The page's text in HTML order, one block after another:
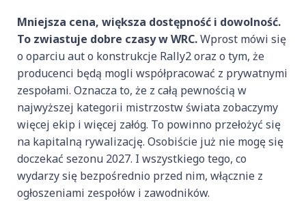
Mniejsza cena, większa dostępność i dowolność.
To zwiastuje dobre czasy w WRC.Wprost mówi się
o oparciu aut o konstrukcje Rally2 oraz o tym, że
producenci będą mogli współpracować z prywatnymi
zespołami. Oznacza to, że z całą pewnością w
najwyższej kategorii mistrzostw świata zobaczymy
więcej ekip i więcej załóg. To powinno przełożyć się
na kapitalną rywalizację. Osobiście już nie mogę się
doczekać sezonu 2027. I wszystkiego tego, co
wydarzy się bezpośrednio przed nim, włącznie z
ogłoszeniami zespołów i zawodników.